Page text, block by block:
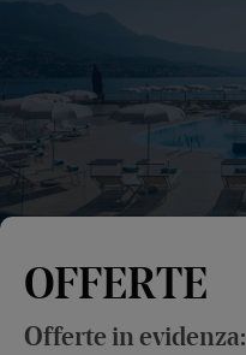
OFFERTE
Offerte in evidenza: